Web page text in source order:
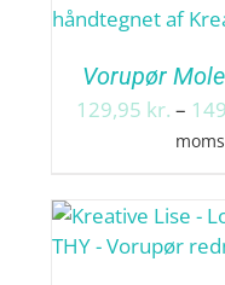
Vorupør
129,95 kr. –
moms